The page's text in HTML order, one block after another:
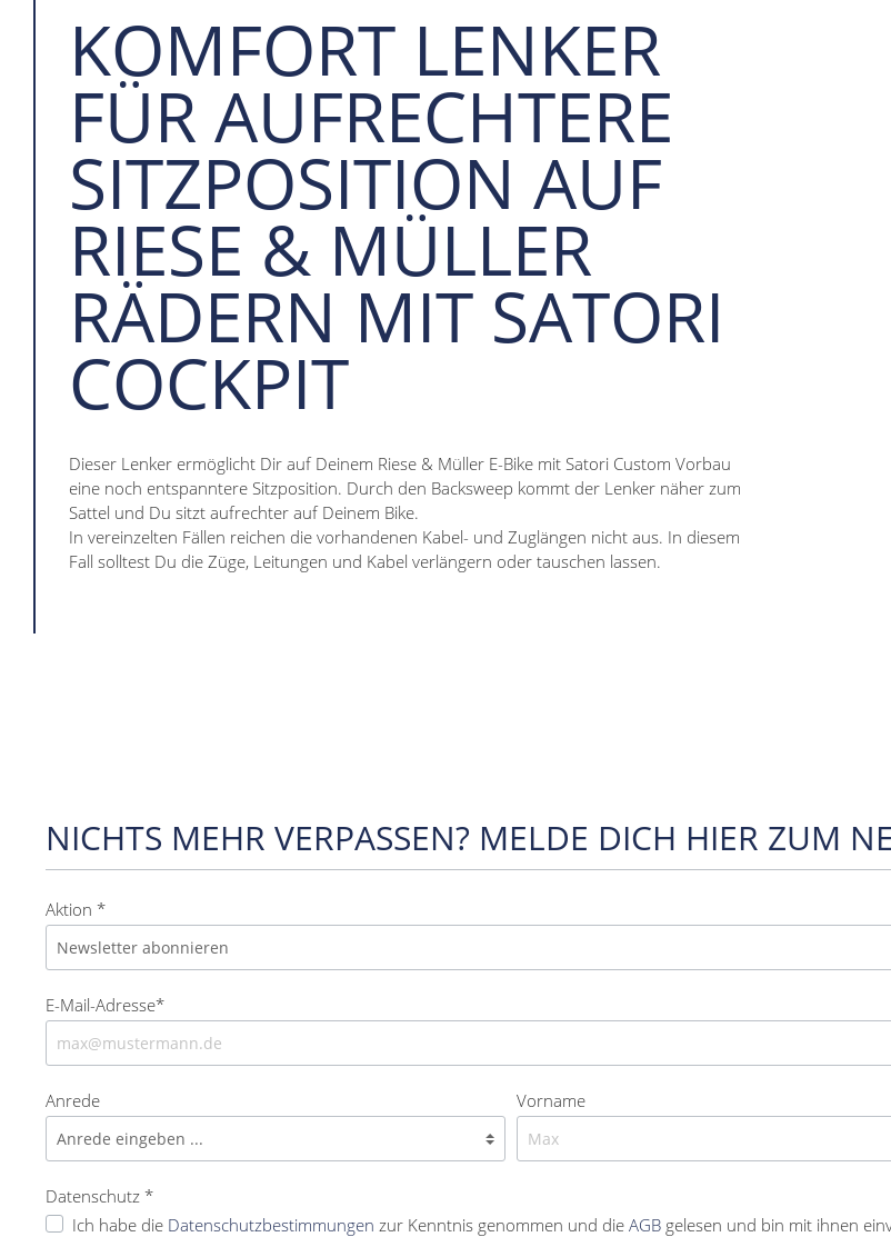
KOMFORT LENKER
FÜR AUFRECHTERE
SITZPOSITION AUF
RIESE & MÜLLER
RÄDERN MIT SATORI
COCKPIT
Dieser Lenker ermöglicht Dir auf Deinem Riese & Müller E-Bike mit Satori Custom Vorbau
eine noch entspanntere Sitzposition. Durch den Backsweep kommt der Lenker näher zum
Sattel und Du sitzt aufrechter auf Deinem Bike.
In vereinzelten Fällen reichen die vorhandenen Kabel- und Zuglängen nicht aus. In diesem
Fall solltest Du die Züge, Leitungen und Kabel verlängern oder tauschen lassen.
NICHTS MEHR VERPASSEN? MELDE DICH HIER ZUM
Aktion *
E-Mail-Adresse*
Anrede Vorname
Datenschutz *
Ich habe die Datenschutzbestimmungen zur Kenntnis genommen und die AGB gelesen und bin mit ihnen